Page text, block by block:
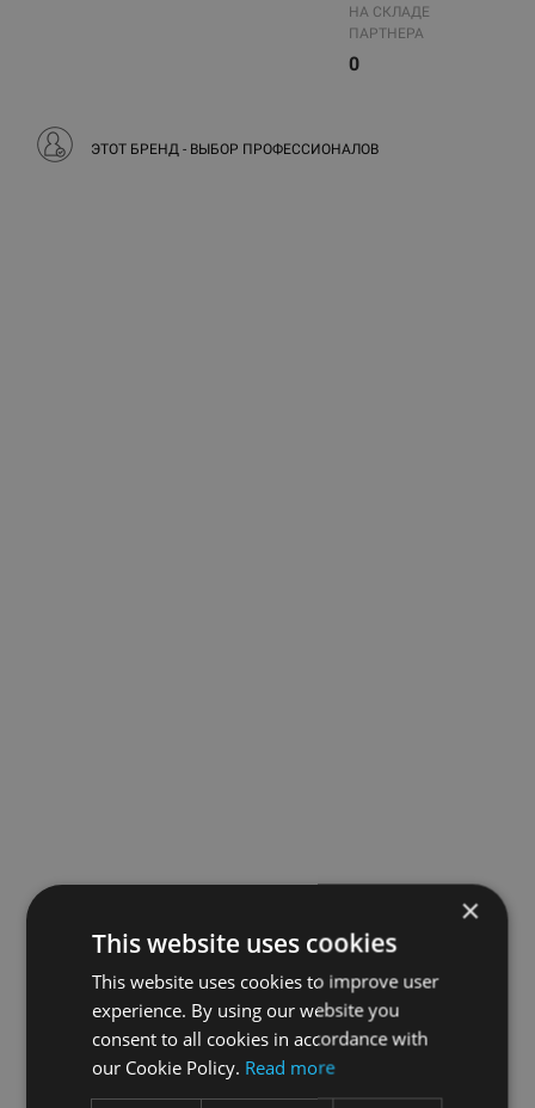
НА СКЛАДЕ
ПАРТНЕРА
0
ЭТОТ БРЕНД - ВЫБОР ПРОФЕССИОНАЛОВ
×
This website uses cookies
This website uses cookies to improve user
experience. By using our website you
consent to all cookies in accordance with
our Cookie Policy. Read more